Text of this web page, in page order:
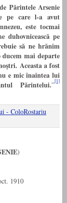
Părintele Arsenie
pe care l-a avut
este tocmai
duhovnicească pe
să ne hrănim
mai departe
Aceasta a fost
e mic înaintea lui
Părintelui.”[1]
)
1910